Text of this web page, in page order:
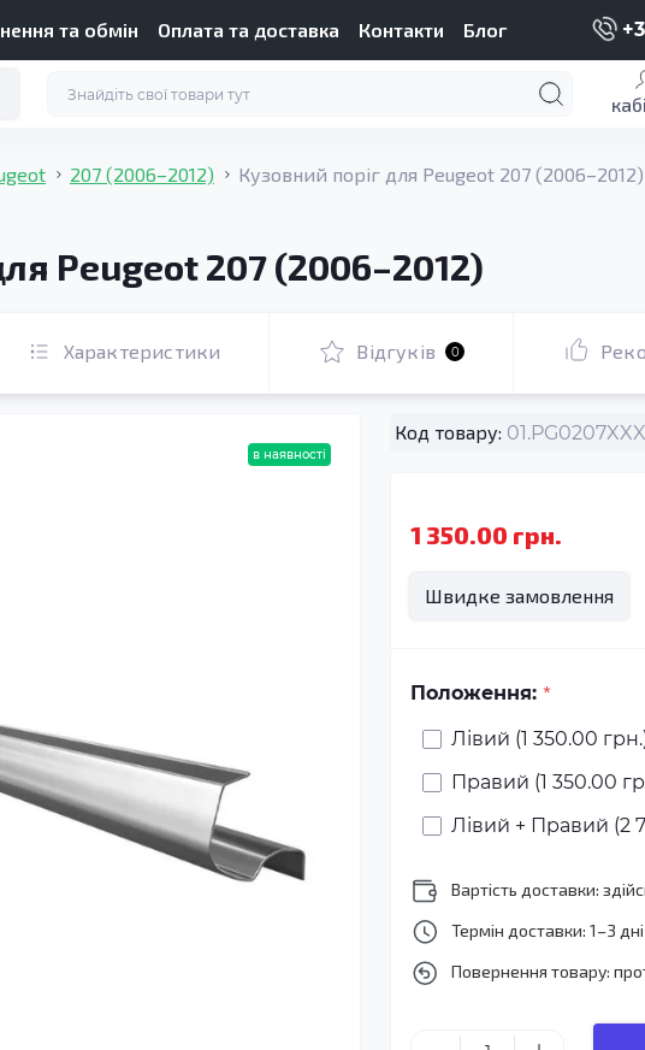
та обмін Оплата та доставка Контакти Блог
207 (2006–2012) Кузовний поріг для Peugeot 207 (2006–2012)
Peugeot 207 (2006–2012)
Характеристики Відгуків 0
в наявності
Код товару:
1 350.00 грн.
Швидке замовлення
Положення: *
Лівий (1 350.00
Правий (1 350.00
Лівий + Правий (2
Вартість доставки:
Термін доставки: 1–3 дні
Повернення товару: